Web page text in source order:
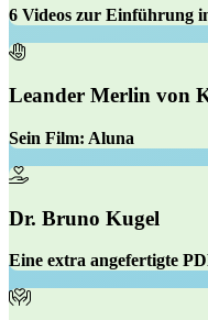
6 Videos zur Einführung
Leander Merlin von
Sein Film: Aluna
Dr. Bruno Kugel
Eine extra angefertigte